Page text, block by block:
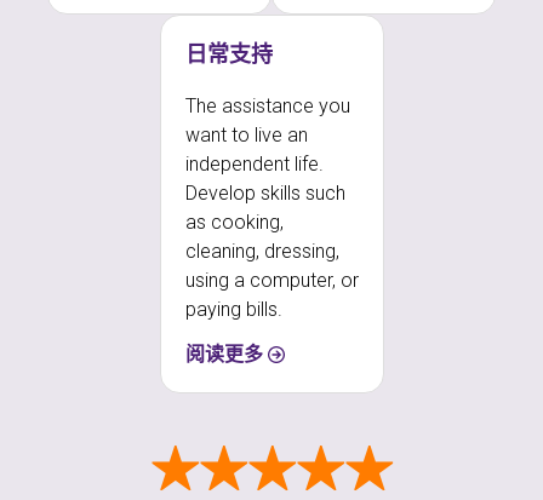
日常支持
The assistance you
want to live an
independent life.
Develop skills such
as cooking,
cleaning, dressing,
using a computer, or
paying bills.
阅读更多
★★★★★